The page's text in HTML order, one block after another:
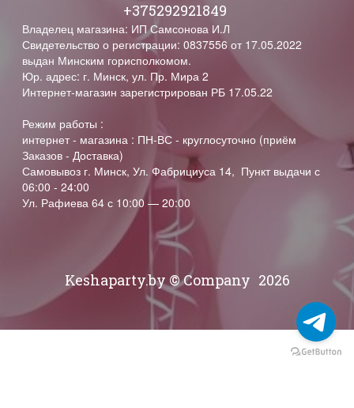
+375292921849
Владелец магазина: ИП Самсонова И.Л
Свидетельство о регистрации: 0837556 от 17.05.2022
выдан Минским горисполкомом.
Юр. адрес: г. Минск, ул. Пр. Мира 2
Интернет-магазин зарегистрирован РБ 17.05.22
Режим работы :
интернет - магазина : ПН-ВС - круглосуточно (приём
Заказов - Доставка)
Самовывоз г. Минск, Ул. Фабрициуса 14, Пункт выдачи с
06:00 - 24:00
Ул. Рафиева 64 с 10:00 — 20:00
Keshaparty.by © Company 2026